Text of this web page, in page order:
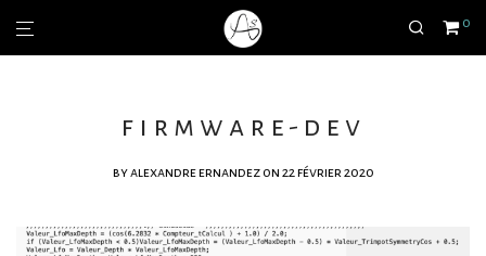
0
firmware-dev
byalexandre ernandez on 22 février 2020